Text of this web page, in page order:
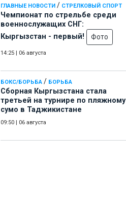
ГЛАВНЫЕ НОВОСТИ / СТРЕЛКОВЫЙ СПОРТ
Чемпионат по стрельбе среди
военнослужащих СНГ:
Кыргызстан - первый!
Фото
14:25 06 августа
БОКС/БОРЬБА / БОРЬБА
Сборная Кыргызстана стала
третьей на турнире по пляжному
сумо в Таджикистане
09:50 06 августа